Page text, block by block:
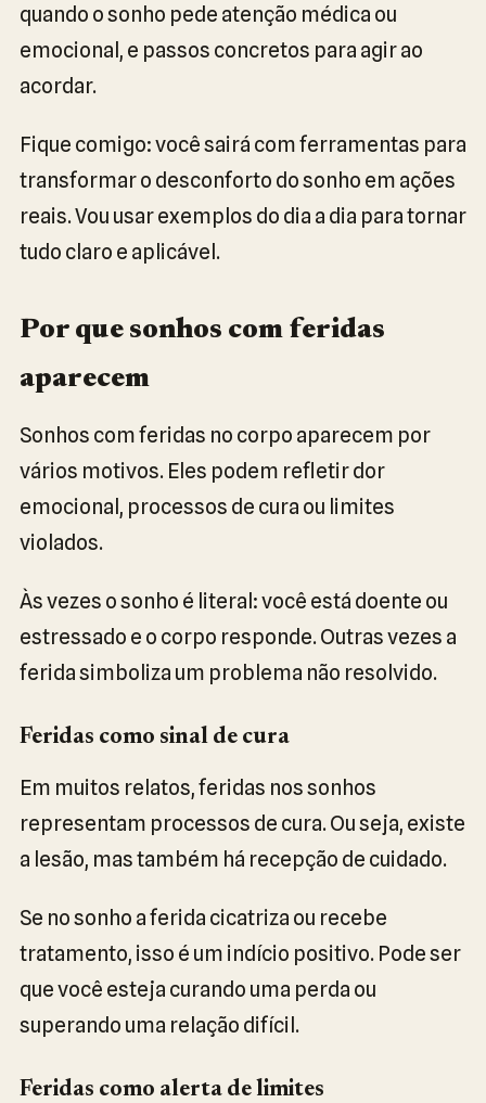
quando o sonho pede atenção médica ou
emocional, e passos concretos para agir ao
acordar.
Fique comigo: você sairá com ferramentas para
transformar o desconforto do sonho em ações
reais. Vou usar exemplos do dia a dia para tornar
tudo claro e aplicável.
Por que sonhos com feridas
aparecem
Sonhos com feridas no corpo aparecem por
vários motivos. Eles podem refletir dor
emocional, processos de cura ou limites
violados.
Às vezes o sonho é literal: você está doente ou
estressado e o corpo responde. Outras vezes a
ferida simboliza um problema não resolvido.
Feridas como sinal de cura
Em muitos relatos, feridas nos sonhos
representam processos de cura. Ou seja, existe
a lesão, mas também há recepção de cuidado.
Se no sonho a ferida cicatriza ou recebe
tratamento, isso é um indício positivo. Pode ser
que você esteja curando uma perda ou
superando uma relação difícil.
Feridas como alerta de limites